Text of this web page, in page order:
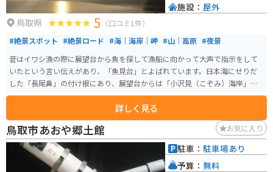
鳥取県 5 （口コミ1件）
#絶景スポット #絶景ロード #海｜海岸｜岬 #山｜高原 #夜景
昔はイワシ漁の際に展望台から魚を探して漁船に向かって大声で指示をして
いたという言い伝えがあり、「魚見台」とよばれています。日本海にせりだ
した「長尾鼻」の付け根にあり、展望台からは「小沢見（こぞみ）海岸」や
恋人の聖地として有名な「白兎（はくと）海岸」を一望できます。天気が良
い日には鳥取空港や鳥取砂丘、中国山地の山々も見ることができる絶景スポ
ット。 夕方には日本海に沈む夕陽が海面をオレンジ色に照らし、美しい景色
が広がります。夜には鳥取市街地の夜景や遠くに見えるイカ漁の漁火（いさ
りび）が美しく輝き、知る人ぞ知る穴場の夜景スポットとなっています。
詳しく見る
施設： 屋外
鳥取市あおや郷土館 お気に入り
駐車： 駐車場あり
予算： 無料